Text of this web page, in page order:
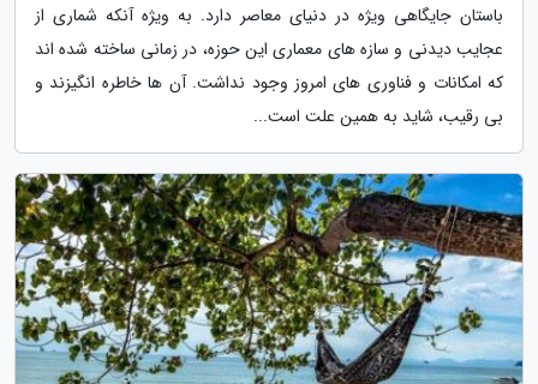
باستان جایگاهی ویژه در دنیای معاصر دارد. به ویژه آنکه شماری از
عجایب دیدنی و سازه های معماری این حوزه، در زمانی ساخته شده اند
که امکانات و فناوری های امروز وجود نداشت. آن ها خاطره انگیزند و
بی رقیب، شاید به همین علت است...